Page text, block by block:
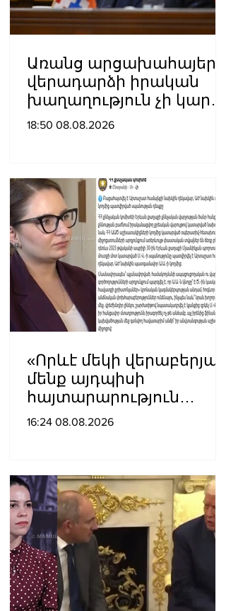
Առանց արցախահայերի
վերադարձի իրական
խաղաղություն չի կարող
լինել․ Սաղաթելյան
18:50 08.08.2026
«Որևէ մեկի վերաբերյալ
մենք այդպիսի
հայտարարություն
չպետք է ունենանք»․
16:24 08.08.2026